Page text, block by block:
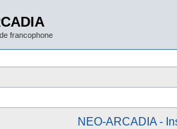
francophone
NEO-ARCADIA -